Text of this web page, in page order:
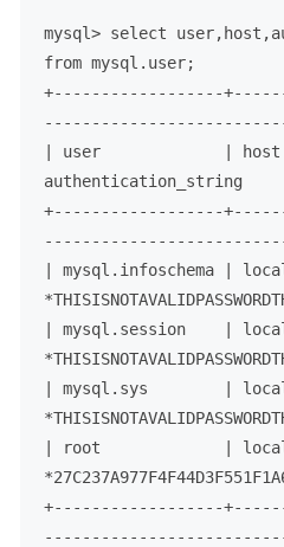
mysql> select
from mysql.user;
+------------------
| user             |
+------------------
| mysql.infoschema |
| mysql.session    |
| mysql.sys        |
| root             |
+------------------